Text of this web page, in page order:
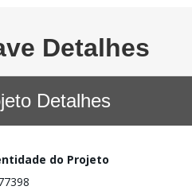
Detalhes
Detalhes
do Projeto